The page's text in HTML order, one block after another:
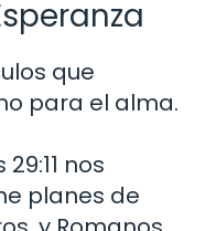
que
para el alma.
nos
planes de